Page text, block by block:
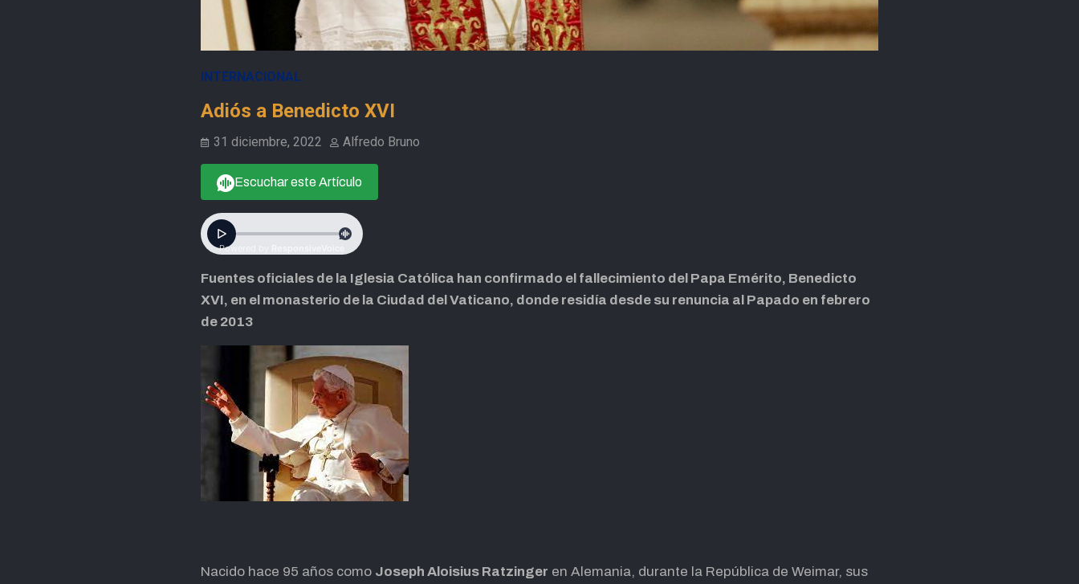
INTERNACIONAL
Adiós a Benedicto XVI
31 diciembre, 2022 Alfredo Bruno
Escuchar este Artículo
Fuentes oficiales de la Iglesia Católica han confirmado el fallecimiento del Papa Emérito, Benedicto
XVI, en el monasterio de la Ciudad del Vaticano, donde residía desde su renuncia al Papado en febrero
de 2013
Nacido hace 95 años como Joseph Aloisius Ratzinger en Alemania, durante la República de Weimar, sus